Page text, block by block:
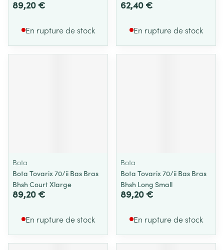
89,20 €
En rupture de stock
62,40 €
En rupture de stock
Bota
Bota Tovarix 70/ii Bas Bras
Bhsh Court Xlarge
89,20 €
En rupture de stock
Bota
Bota Tovarix 70/ii Bas Bras
Bhsh Long Small
89,20 €
En rupture de stock